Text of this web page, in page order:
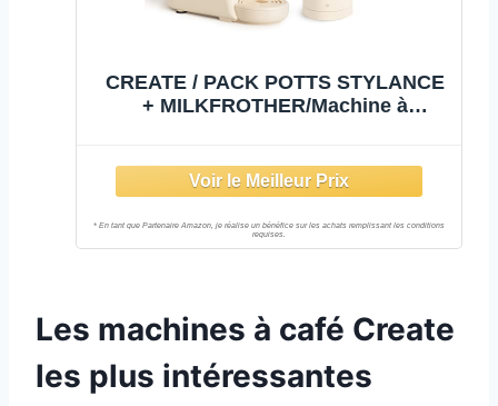
CREATE / PACK POTTS STYLANCE
+ MILKFROTHER/Machine à
Les machines à café Create
les plus intéressantes